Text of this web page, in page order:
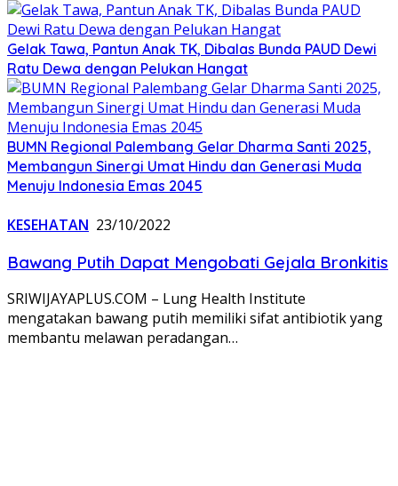
Gelak Tawa, Pantun Anak TK, Dibalas Bunda PAUD Dewi
Ratu Dewa dengan Pelukan Hangat
BUMN Regional Palembang Gelar Dharma Santi 2025,
Membangun Sinergi Umat Hindu dan Generasi Muda
Menuju Indonesia Emas 2045
KESEHATAN 23/10/2022
Bawang Putih Dapat Mengobati Gejala Bronkitis
SRIWIJAYAPLUS.COM – Lung Health Institute
mengatakan bawang putih memiliki sifat antibiotik yang
membantu melawan peradangan…